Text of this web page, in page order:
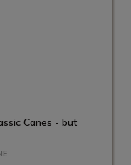
Canes - but